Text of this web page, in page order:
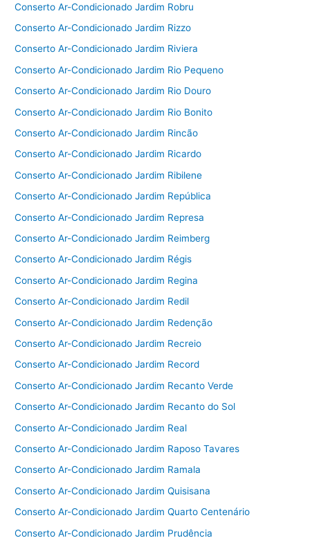
Conserto Ar-Condicionado Jardim Robru
Conserto Ar-Condicionado Jardim Rizzo
Conserto Ar-Condicionado Jardim Riviera
Conserto Ar-Condicionado Jardim Rio Pequeno
Conserto Ar-Condicionado Jardim Rio Douro
Conserto Ar-Condicionado Jardim Rio Bonito
Conserto Ar-Condicionado Jardim Rincão
Conserto Ar-Condicionado Jardim Ricardo
Conserto Ar-Condicionado Jardim Ribilene
Conserto Ar-Condicionado Jardim República
Conserto Ar-Condicionado Jardim Represa
Conserto Ar-Condicionado Jardim Reimberg
Conserto Ar-Condicionado Jardim Régis
Conserto Ar-Condicionado Jardim Regina
Conserto Ar-Condicionado Jardim Redil
Conserto Ar-Condicionado Jardim Redenção
Conserto Ar-Condicionado Jardim Recreio
Conserto Ar-Condicionado Jardim Record
Conserto Ar-Condicionado Jardim Recanto Verde
Conserto Ar-Condicionado Jardim Recanto do Sol
Conserto Ar-Condicionado Jardim Real
Conserto Ar-Condicionado Jardim Raposo Tavares
Conserto Ar-Condicionado Jardim Ramala
Conserto Ar-Condicionado Jardim Quisisana
Conserto Ar-Condicionado Jardim Quarto Centenário
Conserto Ar-Condicionado Jardim Prudência